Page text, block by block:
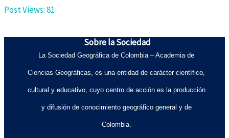
Post Views:81
Sobre la Sociedad
La Sociedad Geográfica de Colombia – Academia de
Ciencias Geográficas, es una entidad de carácter científico,
cultural y educativo, cuyo centro de acción es la producción
y difusión de conocimiento geográfico general y de
Colombia.